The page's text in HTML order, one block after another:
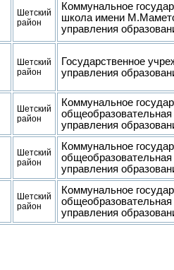
Шетский
район
Коммунальное
школа имени
управления
Шетский
район
Государственное
управления
Шетский
район
Коммунальное
управления
Шетский
район
Коммунальное
управления
Шетский
район
Коммунальное
управления